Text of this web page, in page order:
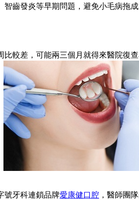
發炎等早期問題，避免小毛病拖
較差，可能兩三個月就得來醫院復
牙科連鎖品牌愛康健口腔 ，醫師團